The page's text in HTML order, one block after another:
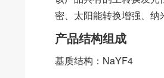
密、太阳能转换增强、纳
产品结构组成
基质结构：NaYF4